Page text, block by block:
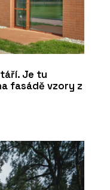
Je tu
fasádě vzory z